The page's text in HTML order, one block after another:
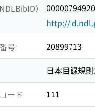
）
http://
号 20899713
日本目録規
ード 111